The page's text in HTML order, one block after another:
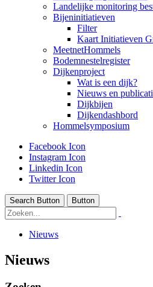
Landelijke monitoring
Bijeninitiatieven
Filter
Kaart Initiatieven
MeetnetHommels
Bodemnestelregister
Dijkenproject
Wat is een dijk?
Nieuws en
Dijkbijen
Dijkendashbord
Hommelsymposium
Facebook Icon
Instagram Icon
Linkedin Icon
Twitter Icon
Search Button Button
Nieuws
Nieuws